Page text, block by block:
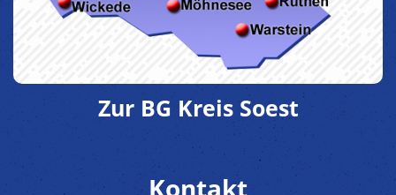
Zur BG Kreis Soest
Kontakt